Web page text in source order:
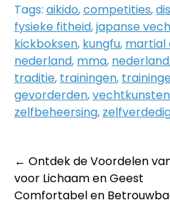
Tags: aikido,competities,
fysieke fitheid,japanse
kickboksen, kungfu, martial
nederland, mma, nederland
traditie, trainingen,
gevorderden,vechtkunsten
zelfbeheersing,
Post
navigation
← Ontdek de Voordelen
voor Lichaam en Geest
Comfortabel en